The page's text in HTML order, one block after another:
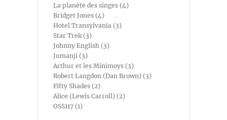
La planète des singes (4)
Bridget Jones (4)
Hotel Transylvania (3)
Star Trek (3)
Johnny English (3)
Jumanji (3)
Arthur et les Minimoys (3)
Robert Langdon (Dan Brown) (3)
Fifty Shades (2)
Alice (Lewis Carroll) (2)
OSS117 (1)